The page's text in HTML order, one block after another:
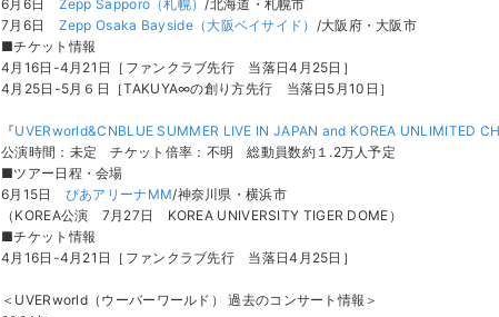
6月6日 Zepp Sapporo（札幌）/北海道・札幌市
7月6日 Zepp Osaka Bayside（大阪ベイサイド） /大阪府・大阪市
■チケット情報
4月16日-4月21日［ファンクラブ先行 当落日4月25日］
4月25日-5月６日［TAKUYA∞の創り方先行 当落日5月10日］
『UVERworld&CNBLUE SUMMER LIVE IN JAPAN and KOREA UNLIMITED
公演時間：未定 チケット倍率：不明 総動員数約１.2万人予定
■ツアー日程・会場
6月15日 ぴあアリーナMM/神奈川県・横浜市
（KOREA公演 7月27日 KOREA UNIVERSITY TIGER DOME）
■チケット情報
4月16日-4月21日［ファンクラブ先行 当落日4月25日］
＜UVERworld（ウーバーワールド） 過去のコンサート情報＞